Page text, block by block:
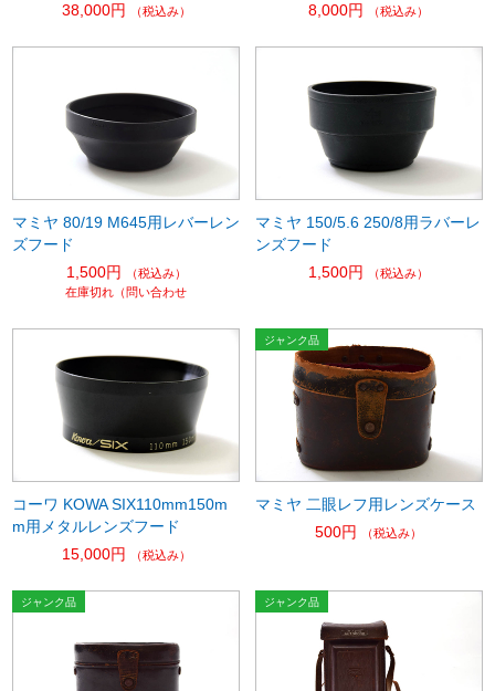
38,000円
（税込み）
8,000円
（税込み）
マミヤ 80/19 M645用レバーレン
ズフード
1,500円
（税込み）
在庫切れ（問い合わせ
マミヤ 150/5.6 250/8用ラバーレ
ンズフード
1,500円
（税込み）
コーワ KOWA SIX110mm150m
m用メタルレンズフード
15,000円
（税込み）
マミヤ 二眼レフ用レンズケース
500円
（税込み）